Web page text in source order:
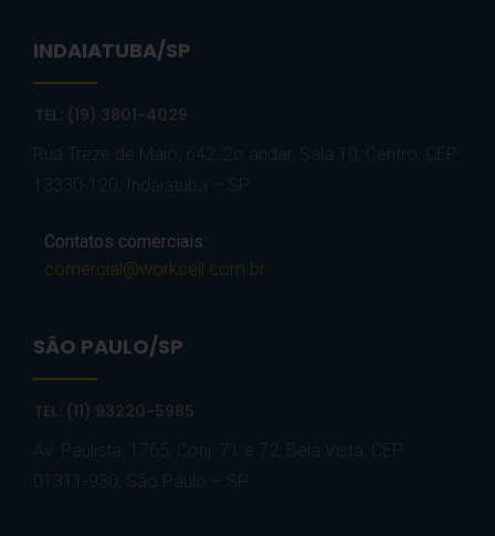
INDAIATUBA/SP
TEL: (19) 3801-4029
Rua Treze de Maio, 642, 2o andar, Sala 10, Centro, CEP
13330-120, Indaiatuba – SP
Contatos comerciais:
comercial@workcell.com.br
SÃO PAULO/SP
TEL: (11) 93220-5985
Av. Paulista, 1765, Conj. 71 e 72, Bela Vista, CEP
01311-930, São Paulo – SP